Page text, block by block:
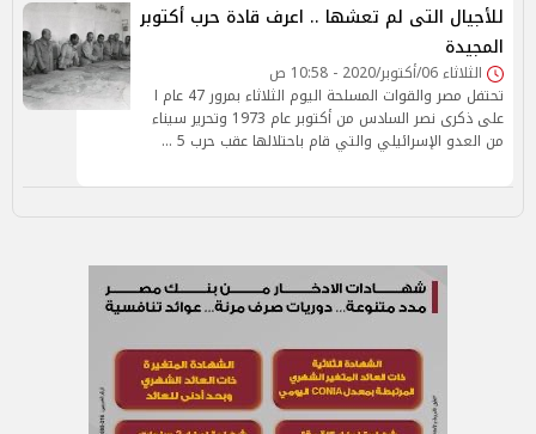
للأجيال التى لم تعشها .. اعرف قادة حرب أكتوبر
المجيدة
الثلاثاء 06/أكتوبر/2020 - 10:58 ص
تحتفل مصر والقوات المسلحة اليوم الثلاثاء بمرور 47 عام ا
على ذكرى نصر السادس من أكتوبر عام 1973 وتحرير سيناء
من العدو الإسرائيلي والتي قام باحتلالها عقب حرب 5 …